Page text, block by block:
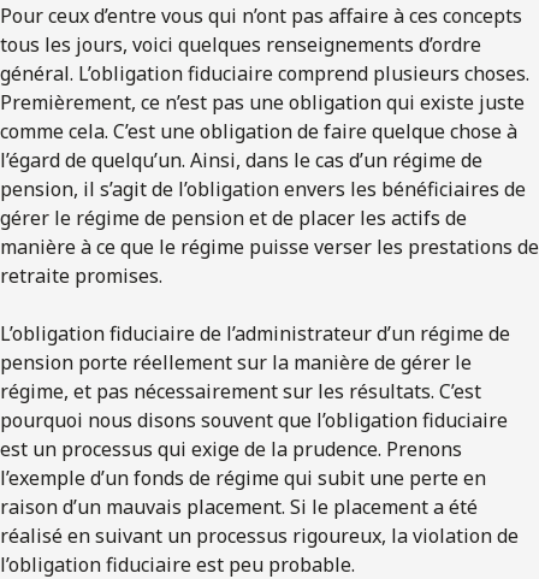
Pour ceux d’entre vous qui n’ont pas affaire à ces concepts
tous les jours, voici quelques renseignements d’ordre
général. L’obligation fiduciaire comprend plusieurs choses.
Premièrement, ce n’est pas une obligation qui existe juste
comme cela. C’est une obligation de faire quelque chose à
l’égard de quelqu’un. Ainsi, dans le cas d’un régime de
pension, il s’agit de l’obligation envers les bénéficiaires de
gérer le régime de pension et de placer les actifs de
manière à ce que le régime puisse verser les prestations de
retraite promises.
L’obligation fiduciaire de l’administrateur d’un régime de
pension porte réellement sur la manière de gérer le
régime, et pas nécessairement sur les résultats. C’est
pourquoi nous disons souvent que l’obligation fiduciaire
est un processus qui exige de la prudence. Prenons
l’exemple d’un fonds de régime qui subit une perte en
raison d’un mauvais placement. Si le placement a été
réalisé en suivant un processus rigoureux, la violation de
l’obligation fiduciaire est peu probable.